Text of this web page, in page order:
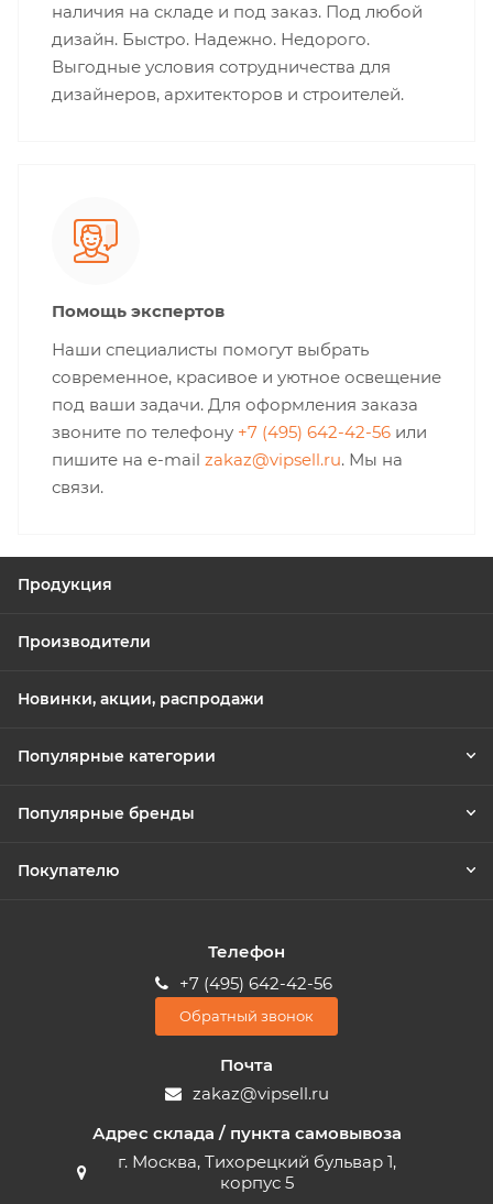
наличия на складе и под заказ. Под любой
дизайн. Быстро. Надежно. Недорого.
Выгодные условия сотрудничества для
дизайнеров, архитекторов и строителей.
Помощь экспертов
Наши специалисты помогут выбрать
современное, красивое и уютное освещение
под ваши задачи. Для оформления заказа
звоните по телефону +7 (495) 642-42-56 или
пишите на e-mail zakaz@vipsell.ru. Мы на
связи.
Продукция
Производители
Новинки, акции, распродажи
Популярные категории
Популярные бренды
Покупателю
Телефон
+7 (495) 642-42-56
Обратный звонок
Почта
zakaz@vipsell.ru
Адрес склада / пункта самовывоза
г. Москва, Тихорецкий бульвар 1,
корпус 5